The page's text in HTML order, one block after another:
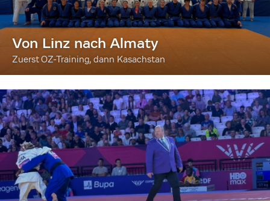
Von Linz nach Almaty
Zuerst OZ-Training, dann Kasachstan